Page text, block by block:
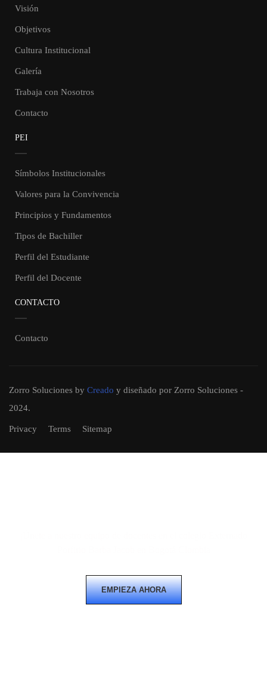
Visión
Objetivos
Cultura Institucional
Galería
Trabaja con Nosotros
Contacto
PEI
Símbolos Institucionales
Valores para la Convivencia
Principios y Fundamentos
Tipos de Bachiller
Perfil del Estudiante
Perfil del Docente
CONTACTO
Contacto
Zorro Soluciones by Creado y diseñado por Zorro Soluciones -
2024.
Privacy Terms Sitemap
EMPIEZA AHORA